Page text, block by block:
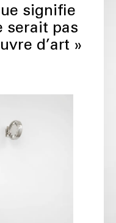
signifie
serait pas
d’art »